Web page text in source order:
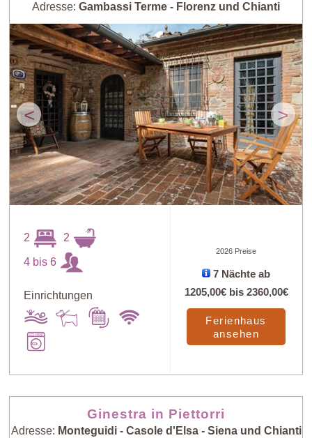
Adresse: Gambassi Terme - Florenz und Chianti
< >
2 2
4 bis 6
Einrichtungen
2026 Preise
7 Nächte ab
1205,00€bis 2360,00€
Ferienhaus
ansehen
Ginestra in Piettorri
Adresse: Monteguidi - Casole d'Elsa - Siena und Chianti